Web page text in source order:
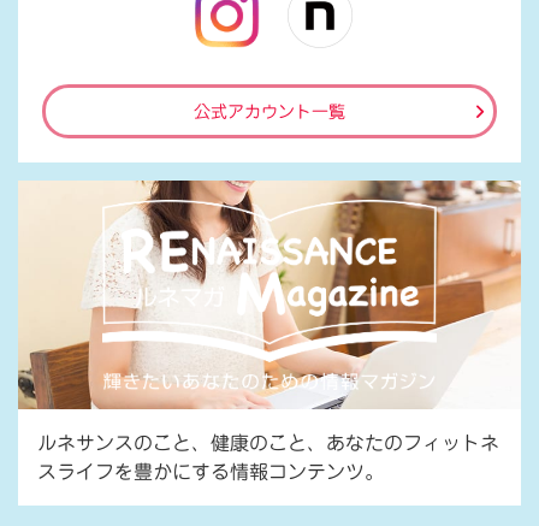
公式アカウント一覧
ルネサンスのこと、健康のこと、あなたのフィットネ
スライフを豊かにする情報コンテンツ。